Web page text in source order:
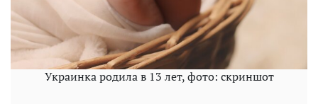
Украинка родила в 13 лет, фото: скриншот